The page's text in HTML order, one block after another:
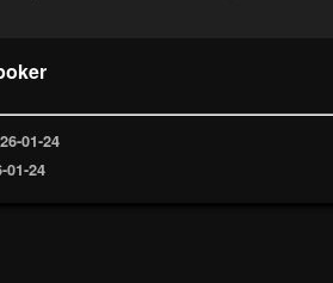
01-24
01-24